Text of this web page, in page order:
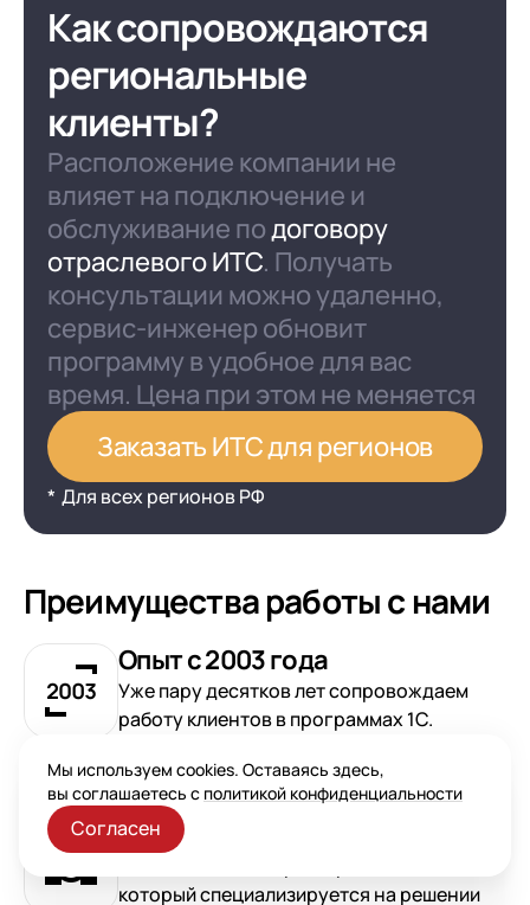
Как сопровождаются
региональные
клиенты?
Расположение компании не
влияет на подключение и
обслуживание подоговору
отраслевого ИТС. Получать
консультации можно удаленно,
сервис-инженер обновит
программу в удобное для вас
время. Цена при этом не меняется
Заказать ИТС для регионов
Для всех регионов РФ
Преимущества работы с нами
Опыт с 2003 года
Уже пару десятков лет сопровождаем
работу клиентов в программах 1С.
с нашими клиентами
Центр Сопровождения
который специализируется на решении
Мы используем cookies. Оставаясь здесь,
вы соглашаетесь с политикой конфиденциальности
Согласен